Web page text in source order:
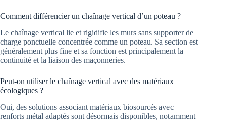
Comment différencier un chaînage vertical d’un poteau ?
Le chaînage vertical lie et rigidifie les murs sans supporter de
charge ponctuelle concentrée comme un poteau. Sa section est
généralement plus fine et sa fonction est principalement la
continuité et la liaison des maçonneries.
Peut-on utiliser le chaînage vertical avec des matériaux
écologiques ?
Oui, des solutions associant matériaux biosourcés avec
renforts métal adaptés sont désormais disponibles, notamment